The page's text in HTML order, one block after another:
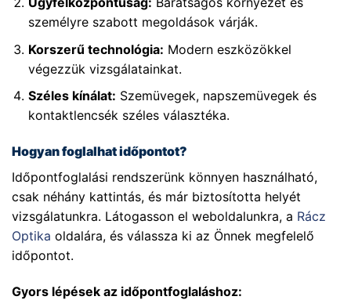
személyre szabott megoldások várják.
Korszerű technológia: Modern eszközökkel
végezzük vizsgálatainkat.
Széles kínálat: Szemüvegek, napszemüvegek és
kontaktlencsék széles választéka.
Hogyan foglalhat időpontot?
Időpontfoglalási rendszerünk könnyen használható,
csak néhány kattintás, és már biztosította helyét
vizsgálatunkra. Látogasson el weboldalunkra, a Rácz
Optika oldalára, és válassza ki az Önnek megfelelő
időpontot.
Gyors lépések az időpontfoglaláshoz: